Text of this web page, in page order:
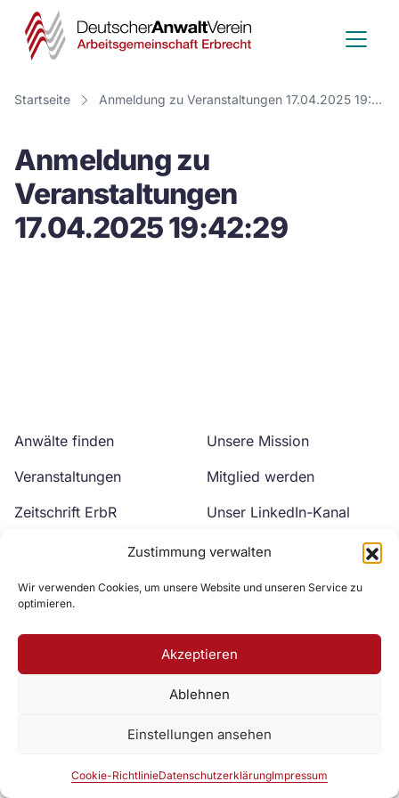
Zustimmung verwalten
Wir verwenden Cookies, um unsere Website und unseren Service zu
optimieren.
Akzeptieren
Ablehnen
Einstellungen ansehen
Cookie-RichtlinieDatenschutzerklärungImpressum
Deutscher
Anwalt
Verein
Startseite Anmeldung zu Veranstaltungen 17.04.2025 19:42:29
Anmeldung zu
Veranstaltungen
17.04.2025 19:42:29
Anwälte finden
Veranstaltungen
Zeitschrift ErbR
Unsere Mission
Mitglied werden
Unser LinkedIn-Kanal
Unser YouTube-Kanal
Zur DAV Webseite